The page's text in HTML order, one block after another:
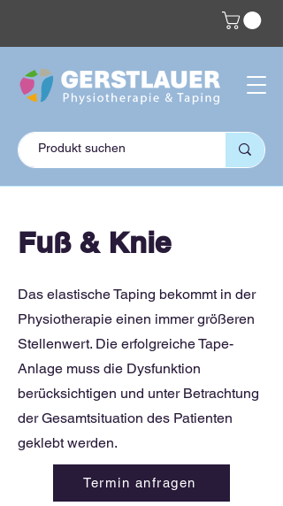
Fuß & Knie
Das elastische Taping bekommt in der
Physiotherapie einen immer größeren
Stellenwert. Die erfolgreiche Tape-
Anlage muss die Dysfunktion
berücksichtigen und unter Betrachtung
der Gesamtsituation des Patienten
geklebt werden.
Termin anfragen